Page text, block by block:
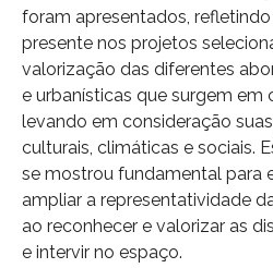
foram apresentados,
presente nos projetos
valorização das diferentes
e urbanísticas que surgem em
levando em consideração
culturais, climáticas e sociais.
se mostrou fundamental para
ampliar a representatividade
ao reconhecer e valorizar as
e intervir no espaço.